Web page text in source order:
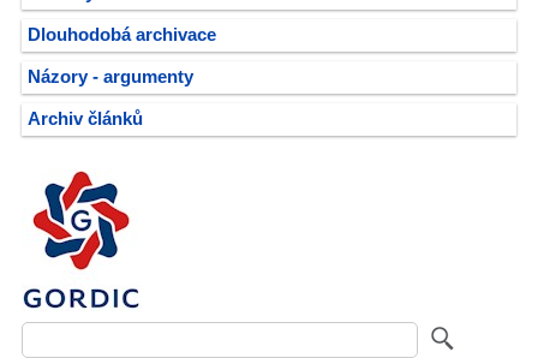
Dlouhodobá archivace
Názory - argumenty
Archiv článků